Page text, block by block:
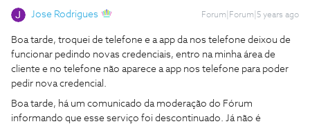
Jose Rodrigues Forum|Forum|5 years ago
Boa tarde, troquei de telefone e a app da nos telefone deixou de
funcionar pedindo novas credenciais, entro na minha área de
cliente e no telefone não aparece a app nos telefone para poder
pedir nova credencial.
Boa tarde, há um comunicado da moderação do Fórum
informando que esse serviço foi descontinuado. Já não é